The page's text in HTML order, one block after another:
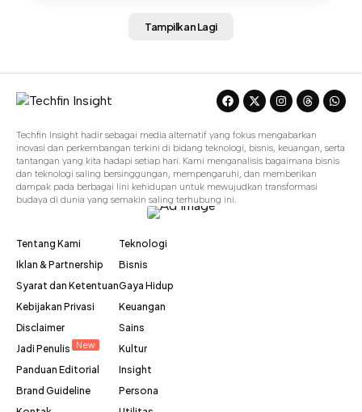
Tampilkan Lagi
Techfin Insight hadir sebagai media alternatif yang fokus mengabarkan
inovasi dan perkembangan terkini di bidang teknologi, bisnis, keuangan, serta
tantangan yang kita hadapi setiap hari. Kami menganalisis bagaimana bisnis
dan teknologi saling bersinggungan, mempengaruhi, dan memberikan
dampak pada berbagai lini kehidupan untuk mewujudkan transformasi
budaya di dunia yang semakin saling terhubung ini.
Tentang Kami
Iklan & Partnership
Syarat dan Ketentuan
Kebijakan Privasi
Disclaimer
Jadi Penulis
New
Panduan Editorial
Brand Guideline
Teknologi
Bisnis
Gaya Hidup
Keuangan
Sains
Kultur
Insight
Persona